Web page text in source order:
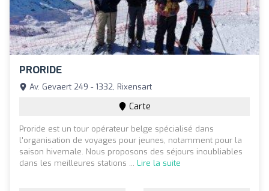
PRORIDE
Av. Gevaert 249 - 1332, Rixensart
Carte
Proride est un tour opérateur belge spécialisé dans
l'organisation de voyages pour jeunes, notamment pour la
saison hivernale. Nous proposons des séjours inoubliables
dans les meilleures stations ... Lire la suite